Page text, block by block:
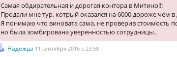
Самая обдирательная и дорогая контора в Митино!!!
Продали мне тур, котрый оказался на 6000 дороже чем в
Я понимаю что виновата сама, не проверив стоимость
но была зомбирована уверенностью сотрудницы..
Надежда 11 сентября 2016 в 23:58